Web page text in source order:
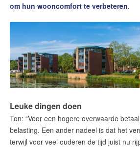
De waarde van uw woning
Blog
De
verandert
Lees de blog van
Maak een afspraak
om hun wooncomfort te verbeteren.
Leuke dingen doen
Ton: “Voor een hogere overwaarde
belasting. Een ander nadeel is dat het
terwijl voor veel ouderen de tijd juist nu